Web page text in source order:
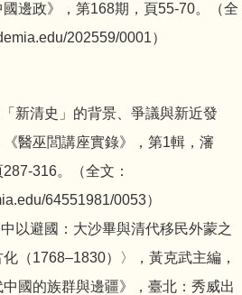
邊政》，第168期，頁55-70。（全
202559/0001）
新清史」的背景、爭議與新近發
醫巫閭講座實錄》，第1輯，瀋
316。（全文：
64551981/0053）
以避國：大沙畢與清代移民外蒙之
（1768–1830）〉，黃克武主編，
中國的族群與邊疆》，臺北：秀威出